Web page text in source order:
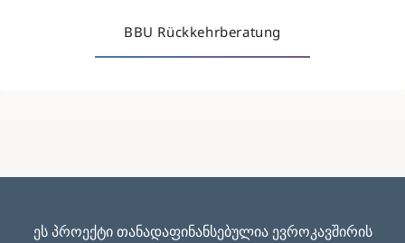
BBU Rückkehrberatung
ეს პროექტი თანადაფინანსებულია ევროკავშირის